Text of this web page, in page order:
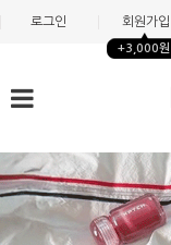
로그인 회원가입
+3,000원